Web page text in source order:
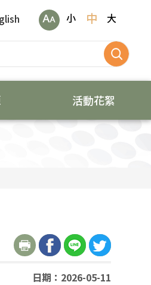
小 中 大
活動花絮
日期：2026-05-11